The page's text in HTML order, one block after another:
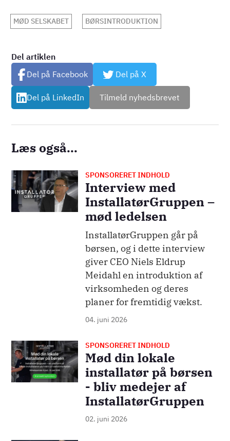
MØD SELSKABET BØRSINTRODUKTION
Del artiklen
Del på Facebook
Del på X
Del på LinkedIn Tilmeld nyhedsbrevet
Læs også...
Billede SPONSORERET INDHOLD
Interview med
InstallatørGruppen –
mød ledelsen
InstallatørGruppen går på
børsen, og i dette interview
giver CEO Niels Eldrup
Meidahl en introduktion af
virksomheden og deres
planer for fremtidig vækst.
04. juni 2026
Billede SPONSORERET INDHOLD
Mød din lokale
installatør på børsen
- bliv medejer af
InstallatørGruppen
02. juni 2026